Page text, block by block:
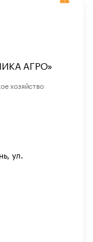
АГРО»
хозяйство
ул.